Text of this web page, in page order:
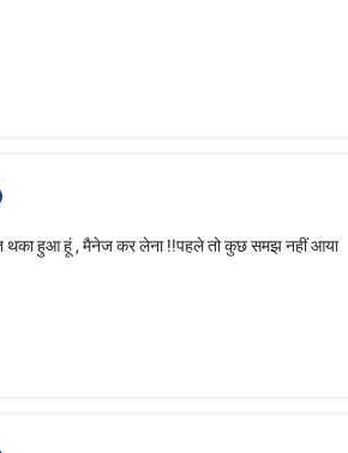
थका हुआ हूं , मैनेज कर लेना !!पहले तो कुछ समझ नहीं आया